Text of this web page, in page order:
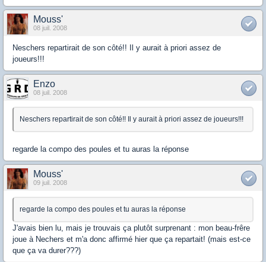
Mouss'
08 juil. 2008
Neschers repartirait de son côté!! Il y aurait à priori assez de
joueurs!!!
Enzo
08 juil. 2008
Neschers repartirait de son côté!! Il y aurait à priori assez de joueurs!!!
regarde la compo des poules et tu auras la réponse
Mouss'
09 juil. 2008
regarde la compo des poules et tu auras la réponse
J'avais bien lu, mais je trouvais ça plutôt surprenant : mon beau-frêre
joue à Nechers et m'a donc affirmé hier que ça repartait! (mais est-ce
que ça va durer???)